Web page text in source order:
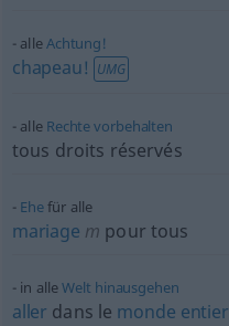
alleAchtung!
chapeau! UMG
alle Rechtevorbehalten
tous droits réservés
Ehefür alle
mariage m pour tous
in alleWelt hinausgehen
aller dans le monde entier